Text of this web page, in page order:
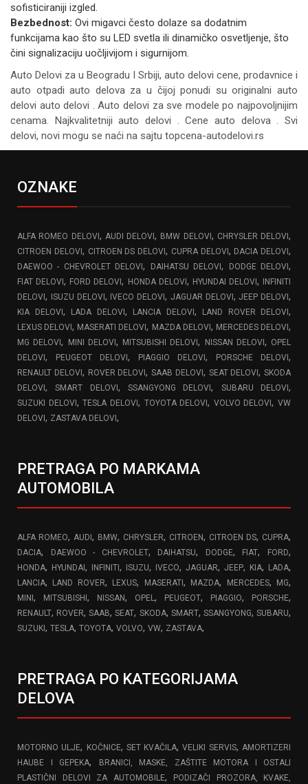
sofisticiraniji izgled.
Bezbednost: Ovi migavci često dolaze sa dodatnim
funkcijama kao što su LED svetla ili dinamičko osvetljenje, što
čini signalizaciju uočljivijom i sigurnijom.
Auto Delovi za u Beogradu I Srbiji, auto delovi cene, prodavnice i
auto otpadi auto delova za u čijoj ponudi su originalni auto
delovi auto delovi . Auto delovi za sve modele po najpovoljnijim
cenama. Najkvalitetniji auto delovi . Cene auto delova . Svi
delovi, novi mogu se naći na sajtu topcena-autodelovi.rs
OZNAKE
ALFA ROMEO DELOVI, AUDI DELOVI, BMW DELOVI, CHRYSLER DELOVI,
CITROEN DELOVI, CITROEN DS DELOVI, CUPRA DELOVI, DACIA DELOVI,
DAEWOO - CHEVROLET DELOVI, DAIHATSU DELOVI, DODGE DELOVI,
FIAT DELOVI, FORD DELOVI, HONDA DELOVI, HYUNDAI DELOVI, INFINITI
DELOVI, ISUZU DELOVI, IVECO DELOVI, JAGUAR DELOVI,JEEP DELOVI,
KIA DELOVI, LADA DELOVI, LANCIA DELOVI, LAND ROVER DELOVI,
LEXUS DELOVI, MASERATI DELOVI, MAZDA DELOVI, MERCEDES DELOVI,
MG DELOVI, MINI DELOVI, MITSUBISHI DELOVI, NISSAN DELOVI, OPEL
DELOVI, PEUGEOT DELOVI, PIAGGIO DELOVI, PORSCHE DELOVI,
RENAULT DELOVI, ROVER DELOVI, SAAB DELOVI, SEAT DELOVI, SKODA
DELOVI,SMART DELOVI,SSANGYONG DELOVI, SUBARU DELOVI,
SUZUKI DELOVI,TESLA DELOVI, TOYOTA DELOVI, VOLVO DELOVI, VW
DELOVI, ZASTAVA DELOVI,
PRETRAGA PO MARKAMA
AUTOMOBILA
ALFA ROMEO, AUDI, BMW, CHRYSLER, CITROEN, CITROEN DS, CUPRA,
DACIA, DAEWOO - CHEVROLET, DAIHATSU, DODGE, FIAT, FORD,
HONDA, HYUNDAI, INFINITI, ISUZU, IVECO, JAGUAR, JEEP, KIA, LADA,
LANCIA, LAND ROVER, LEXUS, MASERATI, MAZDA, MERCEDES, MG,
MINI, MITSUBISHI, NISSAN, OPEL, PEUGEOT, PIAGGIO, PORSCHE,
RENAULT, ROVER,SAAB,SEAT, SKODA, SMART, SSANGYONG,SUBARU,
SUZUKI, TESLA, TOYOTA, VOLVO, VW, ZASTAVA,
PRETRAGA PO KATEGORIJAMA
DELOVA
MOTORNO ULJE, KOČNICE, SET KVAČILA,VELIKI SERVIS,AMORTIZERI
HAUBE I GEPEKA,
BRANICI, MASKE, ZAŠTITE MOTORA I OSTALI
PLASTIČNI DELOVI ZA AUTOMOBILE,
PODIZAČI PROZORA, KVAKE,